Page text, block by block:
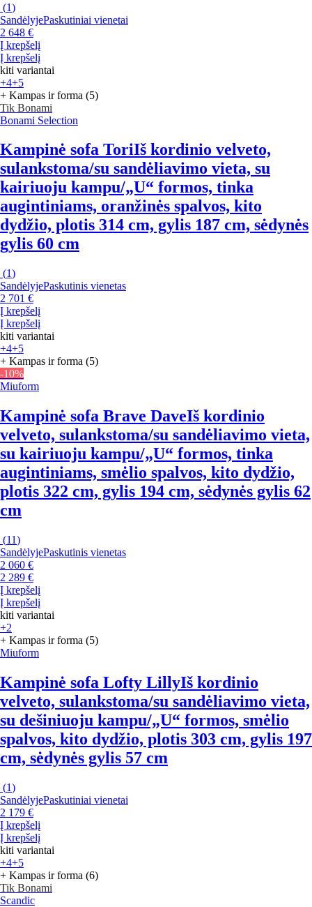
(1)
SandėlyjePaskutiniai vienetai
2 648 €
Į krepšelį
Į krepšelį
kiti variantai
+4+5
+ Kampas ir forma (5)
Tik Bonami
Bonami Selection
Kampinė sofa ToriIš kordinio velveto,
sulankstoma/su sandėliavimo vieta, su
kairiuoju kampu/„U“ formos, tinka
augintiniams, oranžinės spalvos, kito
dydžio, plotis 314 cm, gylis 187 cm, sėdynės
gylis 60 cm
(1)
SandėlyjePaskutinis vienetas
2 701 €
Į krepšelį
Į krepšelį
kiti variantai
+4+5
+ Kampas ir forma (5)
-10%
Miuform
Kampinė sofa Brave DaveIš kordinio
velveto, sulankstoma/su sandėliavimo vieta,
su kairiuoju kampu/„U“ formos, tinka
augintiniams, smėlio spalvos, kito dydžio,
plotis 322 cm, gylis 194 cm, sėdynės gylis 62
cm
(11)
SandėlyjePaskutinis vienetas
2 060 €
2 289 €
Į krepšelį
Į krepšelį
kiti variantai
+2
+ Kampas ir forma (5)
Miuform
Kampinė sofa Lofty LillyIš kordinio
velveto, sulankstoma/su sandėliavimo vieta,
su dešiniuoju kampu/„U“ formos, smėlio
spalvos, kito dydžio, plotis 303 cm, gylis 197
cm, sėdynės gylis 57 cm
(1)
SandėlyjePaskutiniai vienetai
2 179 €
Į krepšelį
Į krepšelį
kiti variantai
+4+5
+ Kampas ir forma (6)
Tik Bonami
Scandic